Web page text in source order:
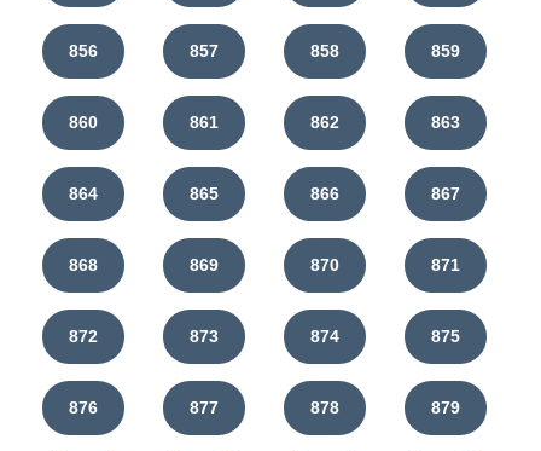
856 857 858 859
860 861 862 863
864 865 866 867
868 869 870 871
872 873 874 875
876 877 878 879